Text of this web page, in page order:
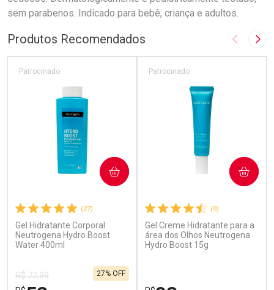
sem parabenos. Indicado para bebê, criança e adultos.
Produtos Recomendados Imagem
(27)
Gel Hidratante Corporal
Neutrogena Hydro Boost
Water 400ml
Patrocinado
R$ 72,99
27% OFF
COMPRAR
(9)
Gel Creme Hidratante para a
área dos Olhos Neutrogena
Hydro Boost 15g
Patrocinado
COMPRAR